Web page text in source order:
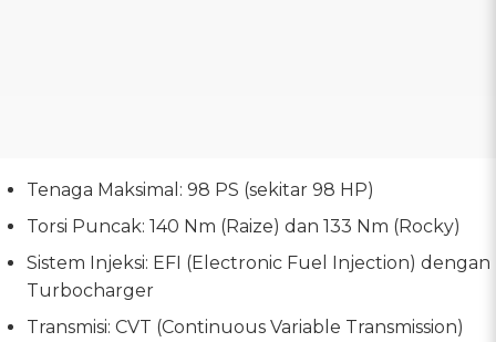
Tenaga Maksimal: 98 PS (sekitar 98 HP)
Torsi Puncak: 140 Nm (Raize) dan 133 Nm (Rocky)
Sistem Injeksi: EFI (Electronic Fuel Injection) dengan
Turbocharger
Transmisi: CVT (Continuous Variable Transmission)